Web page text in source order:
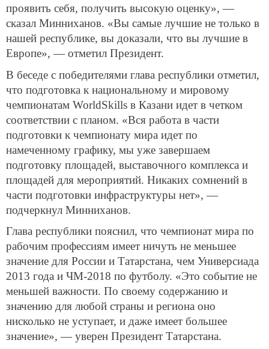
проявить себя, получить высокую оценку», —
сказал Минниханов. «Вы самые лучшие не только в
нашей республике, вы доказали, что вы лучшие в
Европе», — отметил Президент.
В беседе с победителями глава республики отметил,
что подготовка к национальному и мировому
чемпионатам WorldSkills в Казани идет в четком
соответствии с планом. «Вся работа в части
подготовки к чемпионату мира идет по
намеченному графику, мы уже завершаем
подготовку площадей, выставочного комплекса и
площадей для мероприятий. Никаких сомнений в
части подготовки инфраструктуры нет», —
подчеркнул Минниханов.
Глава республики пояснил, что чемпионат мира по
рабочим профессиям имеет ничуть не меньшее
значение для России и Татарстана, чем Универсиада
2013 года и ЧМ-2018 по футболу. «Это событие не
меньшей важности. По своему содержанию и
значению для любой страны и региона оно
нисколько не уступает, и даже имеет большее
значение», — уверен Президент Татарстана.